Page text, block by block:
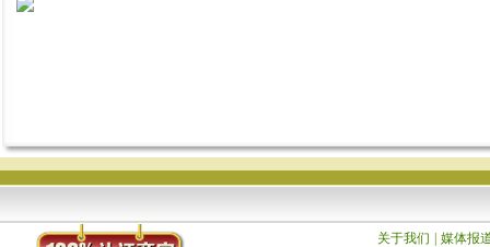
关于我们
媒体报